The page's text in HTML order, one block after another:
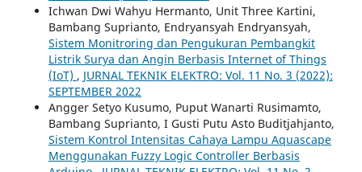
Ichwan Dwi Wahyu Hermanto, Unit Three Kartini,
Bambang Suprianto, Endryansyah Endryansyah,
Sistem Monitroring dan Pengukuran Pembangkit
Listrik Surya dan Angin Berbasis Internet of Things
(IoT) , JURNAL TEKNIK ELEKTRO: Vol. 11 No. 3 (2022):
SEPTEMBER 2022
Angger Setyo Kusumo, Puput Wanarti Rusimamto,
Bambang Suprianto, I Gusti Putu Asto Buditjahjanto,
Sistem Kontrol Intensitas Cahaya Lampu Aquascape
Menggunakan Fuzzy Logic Controller Berbasis